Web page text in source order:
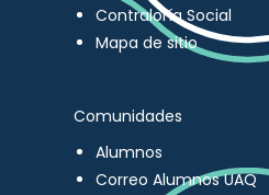
Contraloría Social
Mapa de sitio
Comunidades
Alumnos
Correo Alumnos UAQ